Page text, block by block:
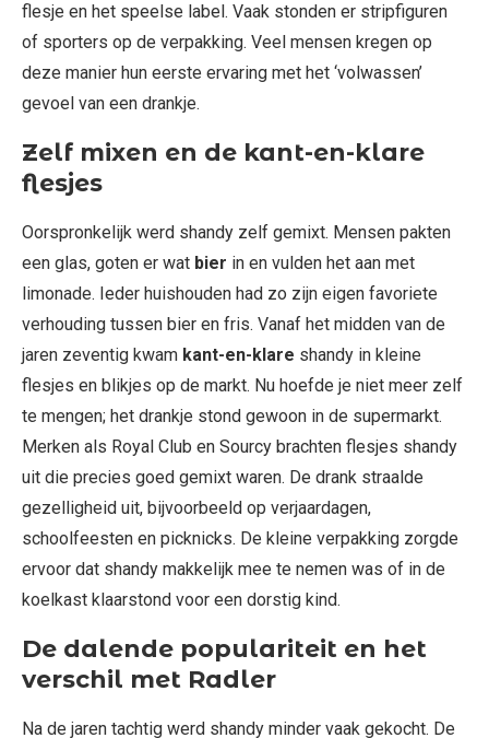
flesje en het speelse label. Vaak stonden er stripfiguren
of sporters op de verpakking. Veel mensen kregen op
deze manier hun eerste ervaring met het ‘volwassen’
gevoel van een drankje.
Zelf mixen en de kant-en-klare
flesjes
Oorspronkelijk werd shandy zelf gemixt. Mensen pakten
een glas, goten er wat bier in en vulden het aan met
limonade. Ieder huishouden had zo zijn eigen favoriete
verhouding tussen bier en fris. Vanaf het midden van de
jaren zeventig kwam kant-en-klare shandy in kleine
flesjes en blikjes op de markt. Nu hoefde je niet meer zelf
te mengen; het drankje stond gewoon in de supermarkt.
Merken als Royal Club en Sourcy brachten flesjes shandy
uit die precies goed gemixt waren. De drank straalde
gezelligheid uit, bijvoorbeeld op verjaardagen,
schoolfeesten en picknicks. De kleine verpakking zorgde
ervoor dat shandy makkelijk mee te nemen was of in de
koelkast klaarstond voor een dorstig kind.
De dalende populariteit en het
verschil met Radler
Na de jaren tachtig werd shandy minder vaak gekocht. De